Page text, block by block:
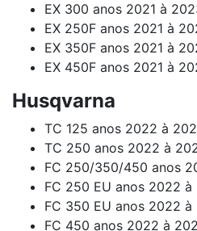
EX 300 anos 2021 à
EX 250F anos 2021 à
EX 350F anos 2021 à
EX 450F anos 2021 à
Husqvarna
TC 125 anos 2022 à
TC 250 anos 2022 à
FC 250/350/450 anos
FC 250 EU anos 2022
FC 350 EU anos 2022
FC 450 anos 2022 à